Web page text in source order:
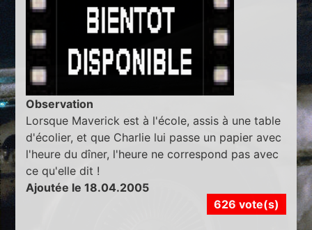
Observation
Lorsque Maverick est à l'école, assis à une table
d'écolier, et que Charlie lui passe un papier avec
l'heure du dîner, l'heure ne correspond pas avec
ce qu'elle dit !
Ajoutée le 18.04.2005
626 vote(s)